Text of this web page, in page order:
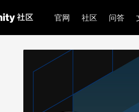
官网 社区 问答